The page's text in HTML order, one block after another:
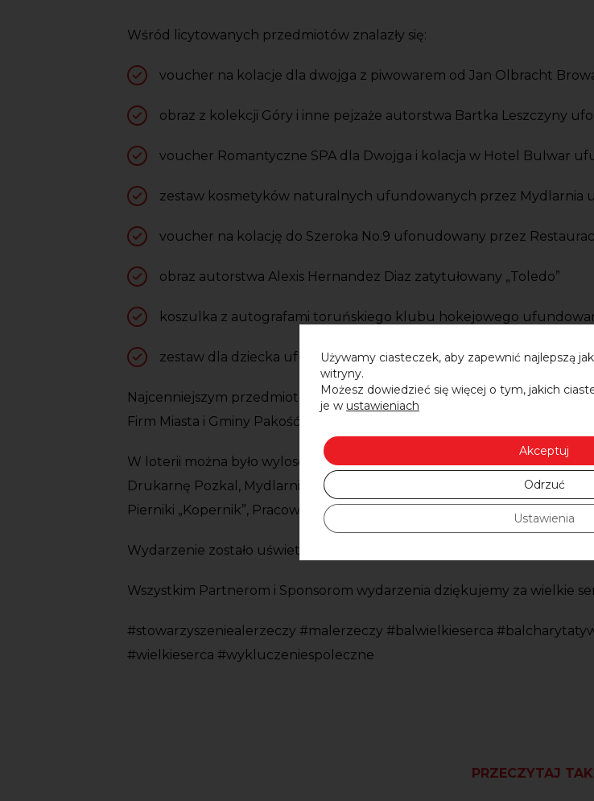
Wśród licytowanych przedmiotów znalazły się:
voucher na kolacje dla dwojga z piwowarem od Jan Olbracht
obraz z kolekcji Góry i inne pejzaże autorstwa Bartka Leszczyny
voucher Romantyczne SPA dla Dwojga i kolacja w Hotel Bulwar
zestaw kosmetyków naturalnych ufundowanych przez Mydlarnia
voucher na kolację do Szeroka No.9 ufonudowany przez
obraz autorstwa Alexis Hernandez Diaz zatytułowany „Toledo”
koszulka z autografami toruńskiego klubu hokejowego
zestaw dla dziecka ufundowane przez firmę Retro Misie, Babyly.pl
Najcenniejszym przedmiotem licytowanym okazał się obraz autorstwa
Firm Miasta i Gminy Pakość na kwotę 7.000 zł.
W loterii można było wylosować atrakcyjne upominki podarowane
Drukarnę Pozkal, Mydlarnię u Franciszka – kosmetyki naturalne,
Pierniki „Kopernik”, Pracownię Beaty Kokocińskiej oraz Salon Fryzjerski
Wydarzenie zostało uświetnione występem
Wszystkim Partnerom i Sponsorom wydarzenia dziękujemy za wielkie
#stowarzyszeniealerzeczy #malerzeczy #balwielkieserca
#wielkieserca #wykluczeniespoleczne
PRZECZYTAJ
Używamy ciasteczek, aby zapewnić najlepszą
witryny.
Możesz dowiedzieć się więcej o tym, jakich
je w ustawieniach
Akceptuj
Odrzuć
Ustawienia